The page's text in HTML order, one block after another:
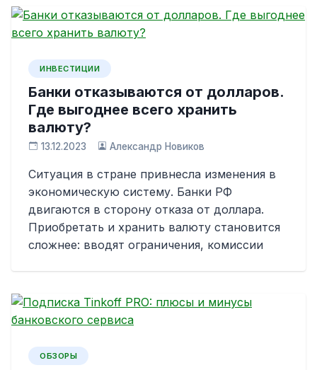
ИНВЕСТИЦИИ
Банки отказываются от долларов.
Где выгоднее всего хранить
валюту?
13.12.2023 Александр Новиков
Ситуация в стране привнесла изменения в
экономическую систему. Банки РФ
двигаются в сторону отказа от доллара.
Приобретать и хранить валюту становится
сложнее: вводят ограничения, комиссии
ОБЗОРЫ